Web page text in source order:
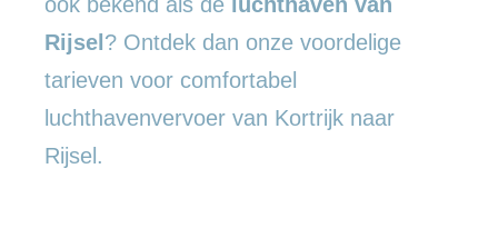
Rijsel ? Ontdek dan onze voordelige
tarieven voor comfortabel
luchthavenvervoer van Kortrijk naar
Rijsel.